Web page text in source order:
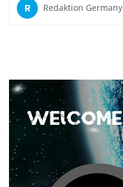
R Redaktion Germany